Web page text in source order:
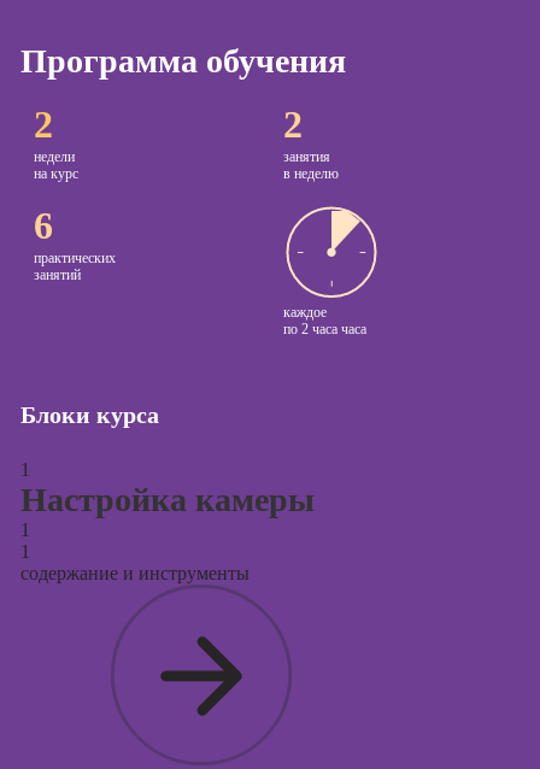
Программа обучения
2
недели
на курс
2
занятия
в неделю
6
практических
занятий
каждое
по 2 часа часа
Блоки курса
1
Настройка камеры
1
1
содержание и инструменты